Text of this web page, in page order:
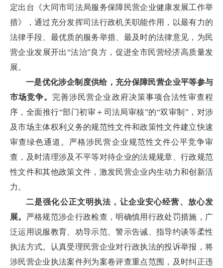
定出台《大同市司法局服务保障民营企业健康发展工作举
措》，通过充分发挥司法行政机关职能作用，以最有力的
法律手段、最优质的服务举措、最及时的法律意见，为民
营企业发展开出“法治”良方，促进全市民营经济高质量发
展。
一是优化涉企制度供给，充分保障民营企业平等参与
市场竞争。 完善涉民营企业政府决策事项合法性审查程
序，全面推行“部门初审＋司法局审核”的“双审制”，对涉
及市场主体权利义务的规范性文件和政策性文件建立快速
审查绿色通道。严格涉民营企业规范性文件公平竞争审
查，及时清理涉及不平等对待企业的法规规章、行政规范
性文件和其他政策文件，激发民营企业内生动力和创新活
力。
二是强化公正文明执法，让企业安心经营、放心发
展。 严格规范涉企行政检查，明确慎用行政处罚措施，广
泛运用说服教育、劝导示范、警示告诫、指导约谈等柔性
执法方式。认真受理民营企业对行政执法的投诉举报，将
涉民营企业执法案件列为案卷评查重点范围，及时纠正违